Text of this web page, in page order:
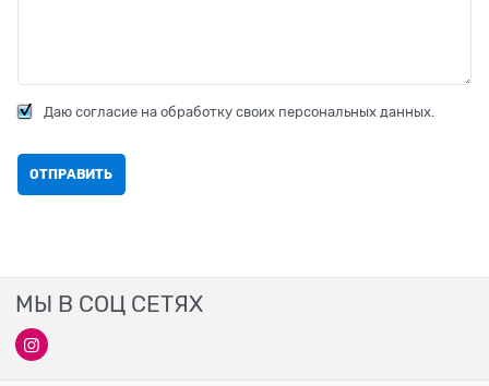
Даю согласие на обработку своих персональных данных.
МЫ В СОЦ СЕТЯХ